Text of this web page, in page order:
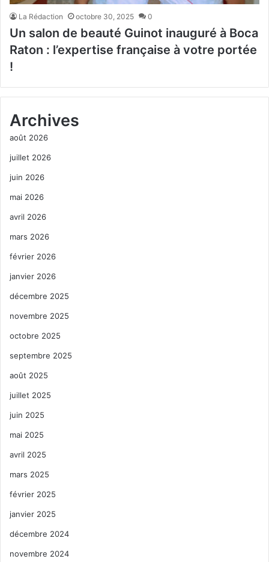
La Rédaction octobre 30, 2025 0
Un salon de beauté Guinot inauguré à Boca
Raton : l’expertise française à votre portée
!
Archives
août 2026
juillet 2026
juin 2026
mai 2026
avril 2026
mars 2026
février 2026
janvier 2026
décembre 2025
novembre 2025
octobre 2025
septembre 2025
août 2025
juillet 2025
juin 2025
mai 2025
avril 2025
mars 2025
février 2025
janvier 2025
décembre 2024
novembre 2024